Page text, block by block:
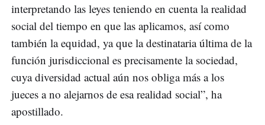
interpretando las leyes teniendo en cuenta la realidad
social del tiempo en que las aplicamos, así como
también la equidad, ya que la destinataria última de la
función jurisdiccional es precisamente la sociedad,
cuya diversidad actual aún nos obliga más a los
jueces a no alejarnos de esa realidad social”, ha
apostillado.